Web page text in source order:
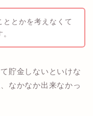
とかを考えなくて
貯金しないといけな
なかなか出来なかっ